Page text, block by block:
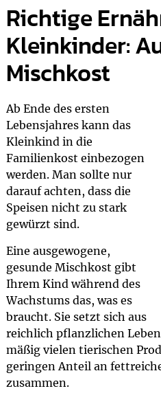
Richtige
Kleinkinder:
Mischkost
Ab Ende des ersten
Lebensjahres kann das
Kleinkind in die
Familienkost einbezogen
werden. Man sollte nur
darauf achten, dass die
Speisen nicht zu stark
gewürzt sind.
Eine ausgewogene,
gesunde Mischkost gibt
Ihrem Kind während des
Wachstums das, was es
braucht. Sie setzt sich aus
reichlich pflanzlichen
mäßig vielen tierischen
geringen Anteil an
zusammen.